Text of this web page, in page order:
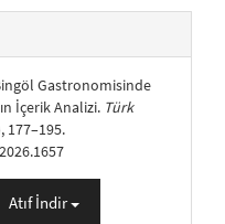
Gastronomisinde
İçerik Analizi. Türk
177–195.
Atıf İndir